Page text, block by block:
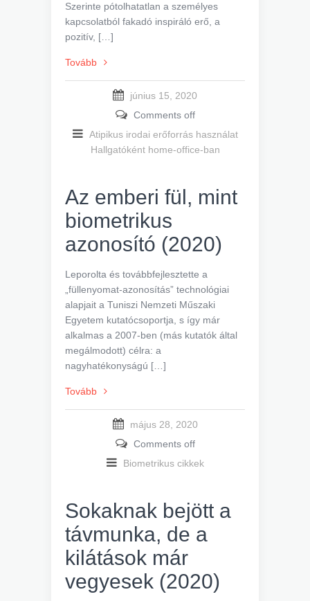
Szerinte pótolhatatlan a személyes
kapcsolatból fakadó inspiráló erő, a
pozitív, […]
Tovább
június 15, 2020
Comments off
Atipikus irodai erőforrás használat
Hallgatóként home-office-ban
Az emberi fül, mint
biometrikus
azonosító (2020)
Leporolta és továbbfejlesztette a
„füllenyomat-azonosítás” technológiai
alapjait a Tuniszi Nemzeti Műszaki
Egyetem kutatócsoportja, s így már
alkalmas a 2007-ben (más kutatók által
megálmodott) célra: a
nagyhatékonyságú […]
Tovább
május 28, 2020
Comments off
Biometrikus cikkek
Sokaknak bejött a
távmunka, de a
kilátások már
vegyesek (2020)